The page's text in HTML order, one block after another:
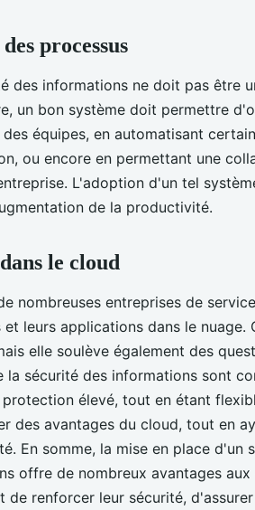
processus
des informations ne doit pas être
un bon système doit permettre
équipes, en automatisant
ou encore en permettant une
L'adoption d'un tel
de la productivité.
le cloud
nombreuses entreprises de
leurs applications dans le
elle soulève également des
la sécurité des informations sont
élevé, tout en étant
des avantages du cloud, tout en
En somme, la mise en place d'un
offre de nombreux avantages
de renforcer leur sécurité,